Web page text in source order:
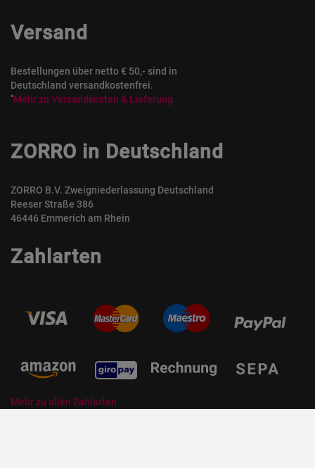
Versand
Bestellungen über netto € 50,- sind in
Deutschland versandkostenfrei.
*Mehr zu Versandkosten & Lieferung
ZORRO in Deutschland
ZORRO B.V. Zweigniederlassung Deutschland
Reeser Straße 386
46446 Emmerich am Rhein
Zahlarten
Mehr zu allen Zahlarten